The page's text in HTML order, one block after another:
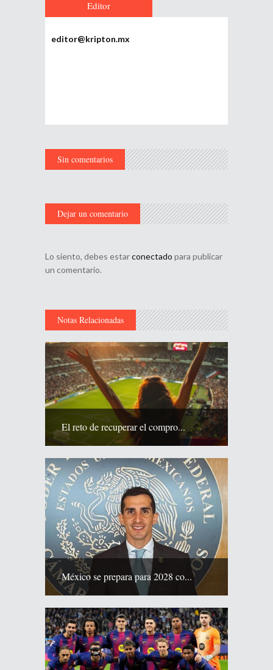
Editor
editor@kripton.mx
Sin comentarios
Dejar un comentario
Lo siento, debes estarconectado para publicar
un comentario.
Notas Relacionadas
El reto de recuperar el compro...
México se prepara para 2028 co...